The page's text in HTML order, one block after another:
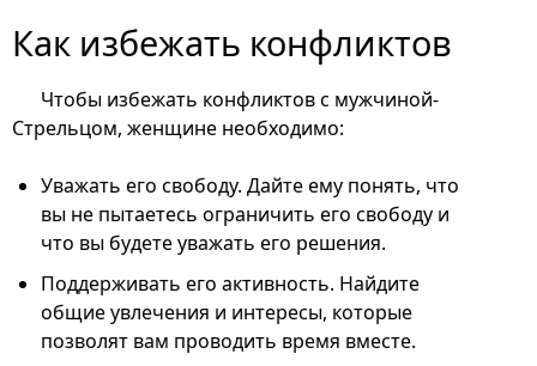
Как избежать конфликтов
Чтобы избежать конфликтов с мужчиной-
Стрельцом, женщине необходимо:
Уважать его свободу. Дайте ему понять, что
вы не пытаетесь ограничить его свободу и
что вы будете уважать его решения.
Поддерживать его активность. Найдите
общие увлечения и интересы, которые
позволят вам проводить время вместе.